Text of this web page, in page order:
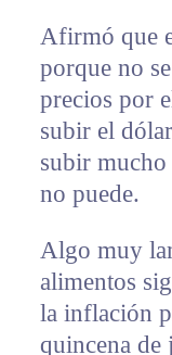
Afirmó que
porque no
precios por
subir el
subir
no puede.
Algo muy
alimentos
la inflación
quincena de